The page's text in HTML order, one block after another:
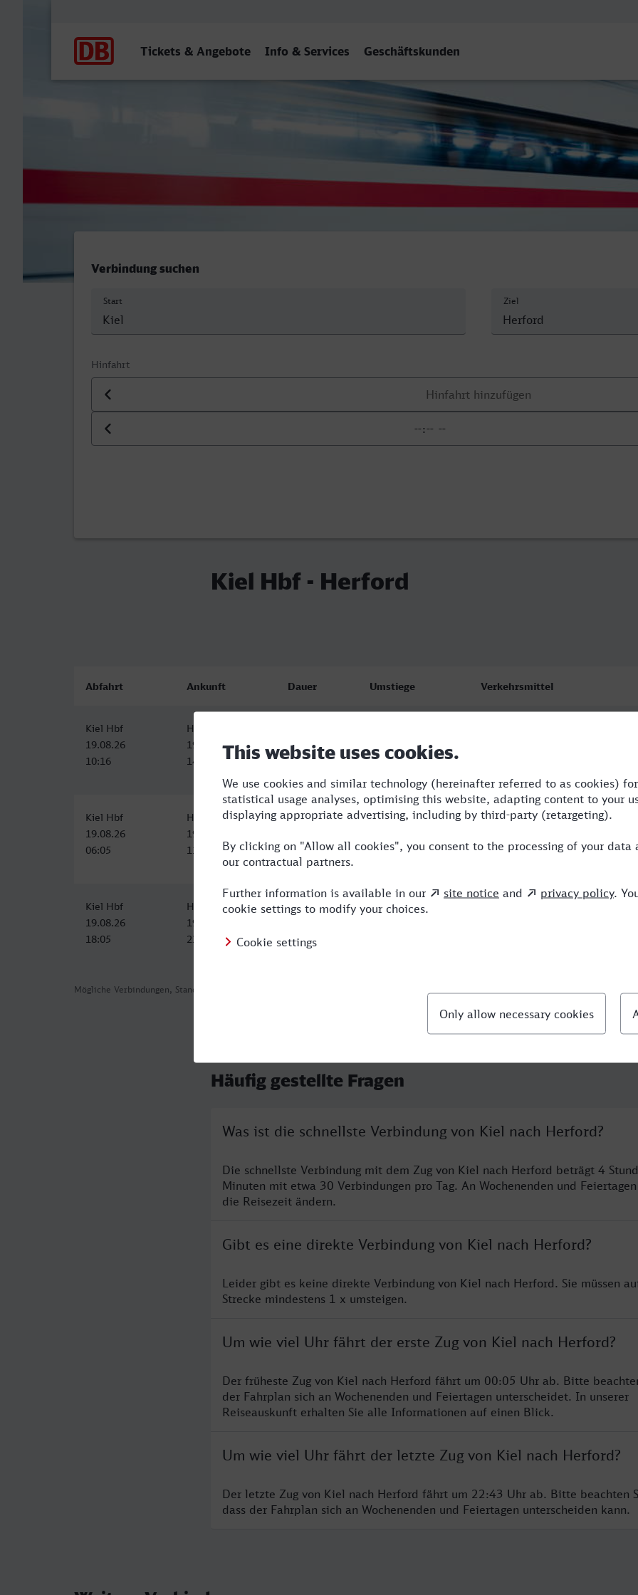
Tickets & Angebote Info & Services Geschäftskunden
Verbindung suchen
Start Ziel
Hinfahrt
Datum der Hinfahrt
Uhrzeit der Hinfahrt
Kiel Hbf - Herford
Mögliche Verbindungen, Stand: 2026-08-05 06:11
Abfahrt Ankunft Dauer Umstiege Verkehrsmittel
Kiel Hbf
19.08.26
10:16
Herford
19.08.26
14:27
Kiel Hbf
19.08.26
06:05
Herford
19.08.26
11:29
5:24 3 RE,ERB,ERX,ICE
Kiel Hbf
19.08.26
18:05
Herford
19.08.26
23:27
5:22 3
Häufig gestellte Fragen
Was ist die schnellste Verbindung von Kiel nach Herford?
Die schnellste Verbindung mit dem Zug von Kiel nach Herford beträgt 4
Minuten mit etwa 30 Verbindungen pro Tag. An Wochenenden und
die Reisezeit ändern.
Gibt es eine direkte Verbindung von Kiel nach Herford?
Leider gibt es keine direkte Verbindung von Kiel nach Herford. Sie müssen
Strecke mindestens 1 x umsteigen.
Um wie viel Uhr fährt der erste Zug von Kiel nach Herford?
Der früheste Zug von Kiel nach Herford fährt um 00:05 Uhr ab. Bitte
der Fahrplan sich an Wochenenden und Feiertagen unterscheidet. In unserer
Reiseauskunft erhalten Sie alle Informationen auf einen Blick.
Um wie viel Uhr fährt der letzte Zug von Kiel nach Herford?
Der letzte Zug von Kiel nach Herford fährt um 22:43 Uhr ab. Bitte beachten
dass der Fahrplan sich an Wochenenden und Feiertagen unterscheiden kann.